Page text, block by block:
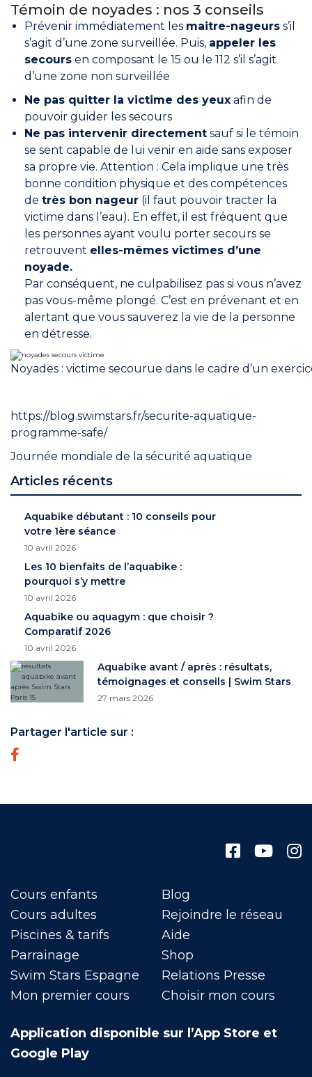
Témoin de noyades : nos 3 conseils
Prévenir immédiatement les maitre-nageurs s’il
s’agit d’une zone surveillée. Puis, appeler les
secours en composant le 15 ou le 112 s’il s’agit
d’une zone non surveillée
Ne pas quitter la victime des yeux afin de
pouvoir guider les secours
Ne pas intervenir directement sauf si le témoin
se sent capable de lui venir en aide sans exposer
sa propre vie. Attention : Cela implique une très
bonne condition physique et des compétences
de très bon nageur (il faut pouvoir tracter la
victime dans l’eau). En effet, il est fréquent que
les personnes ayant voulu porter secours se
retrouvent elles-mêmes victimes d’une
noyade.
Par conséquent, ne culpabilisez pas si vous n’avez
pas vous-même plongé. C’est en prévenant et en
alertant que vous sauverez la vie de la personne
en détresse.
Noyades : victime secourue dans le cadre d’un
https://blog.swimstars.fr/securite-aquatique-
programme-safe/
Journée mondiale de la sécurité aquatique
Articles récents
Aquabike débutant : 10 conseils pour
votre 1ère séance
10 avril 2026
Les 10 bienfaits de l’aquabike :
pourquoi s’y mettre
10 avril 2026
Aquabike ou aquagym : que choisir ?
Comparatif 2026
10 avril 2026
Aquabike avant / après : résultats,
témoignages et conseils | Swim Stars
27 mars 2026
Partager l'article sur :
Cours enfants
Cours adultes
Piscines & tarifs
Parrainage
Swim Stars Espagne
Mon premier cours
Blog
Rejoindre le réseau
Aide
Shop
Relations Presse
Choisir mon cours
Application disponible sur l’App Store et
Google Play